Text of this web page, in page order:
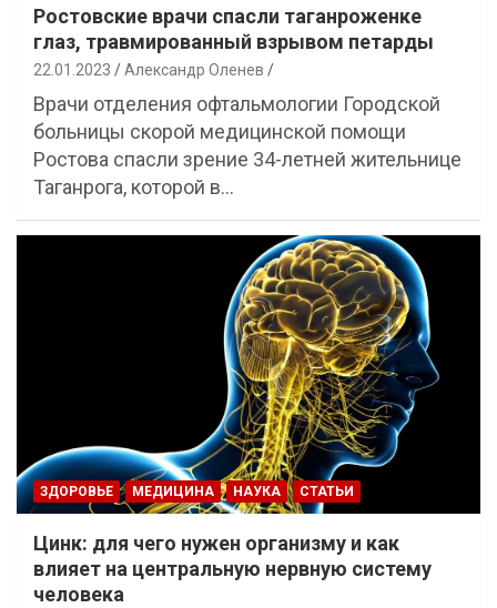
Ростовские врачи спасли таганроженке
глаз, травмированный взрывом петарды
22.01.2023 Александр Оленев
Врачи отделения офтальмологии Городской
больницы скорой медицинской помощи
Ростова спасли зрение 34-летней жительнице
Таганрога, которой в…
ЗДОРОВЬЕ МЕДИЦИНА НАУКА СТАТЬИ
Цинк: для чего нужен организму и как
влияет на центральную нервную систему
человека